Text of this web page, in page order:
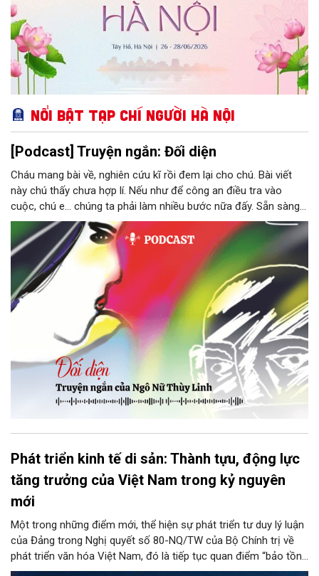
Nổi bật Tạp chí Người Hà Nội
[Podcast] Truyện ngắn: Đối diện
Cháu mang bài về, nghiên cứu kĩ rồi đem lại cho chú. Bài viết
này chú thấy chưa hợp lí. Nếu như để công an điều tra vào
cuộc, chú e… chúng ta phải làm nhiều bước nữa đấy. Sẵn sàng
thì tiếp tục nhé! Chú Minh cầm tập bài viết đưa lại cho Thy. Cô
ngại ngùng đỡ lấy. Đây là lần thứ ba, loạt bài phóng sự của mình
bị Tổng biên tập kêu lên để trả lại...
Phát triển kinh tế di sản: Thành tựu, động lực
tăng trưởng của Việt Nam trong kỷ nguyên
mới
Một trong những điểm mới, thể hiện sự phát triển tư duy lý luận
của Đảng trong Nghị quyết số 80-NQ/TW của Bộ Chính trị về
phát triển văn hóa Việt Nam, đó là tiếp tục quan điểm “bảo tồn
và phát huy giá trị di sản văn hóa gắn kết với phát triển kinh tế -